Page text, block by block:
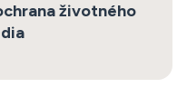
životného